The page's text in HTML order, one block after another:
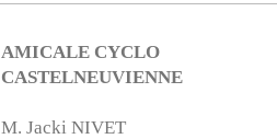
AMICALE CYCLO
CASTELNEUVIENNE
M. Jacki NIVET